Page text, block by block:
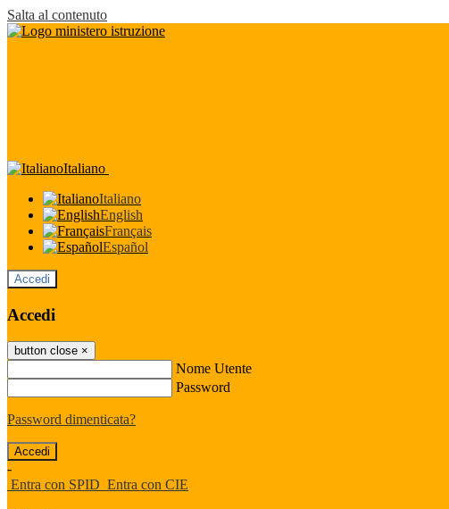
Salta al contenuto
Italiano
Italiano
English
Français
Español
Accedi
Accedi
button close ×
Nome Utente
Password
Password dimenticata?
-
Entra con SPID Entra con CIE